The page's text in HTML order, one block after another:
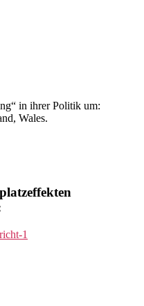
in ihrer Politik um:
Wales.
1